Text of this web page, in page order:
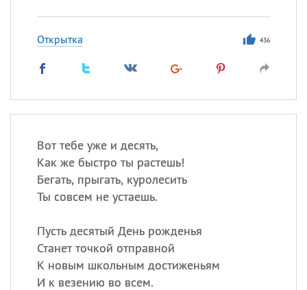
Открытка 436
Вот тебе уже и десять,
Как же быстро ты растешь!
Бегать, прыгать, куролесить
Ты совсем не устаешь.
Пусть десятый День рожденья
Станет точкой отправной
К новым школьным достиженьям
И к везению во всем.